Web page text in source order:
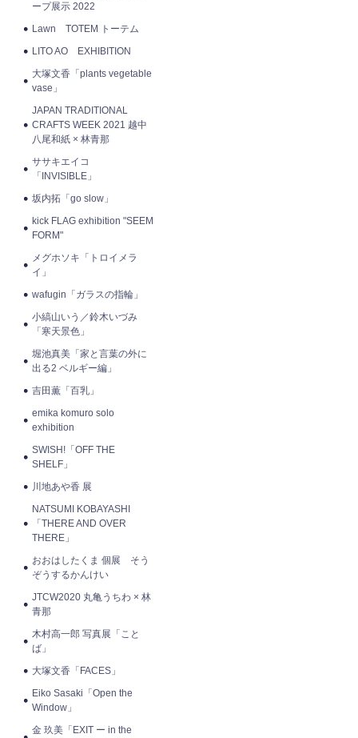
ープ展示 2022
Lawn TOTEM トーテム
LITO AO EXHIBITION
大塚文香「plants vegetable
vase」
JAPAN TRADITIONAL
CRAFTS WEEK 2021 越中
八尾和紙 × 林青那
ササキエイコ
「INVISIBLE」
坂内拓「go slow」
kick FLAG exhibition "SEEM
FORM"
メグホソキ「トロイメラ
イ」
wafugin「ガラスの指輪」
小縞山いう／鈴木いづみ
「寒天景色」
堀池真美「家と言葉の外に
出る2 ベルギー編」
吉田薫「百乳」
emika komuro solo
exhibition
SWISH!「OFF THE
SHELF」
川地あや香 展
NATSUMI KOBAYASHI
「THERE AND OVER
THERE」
おおはしたくま 個展 そう
ぞうするかんけい
JTCW2020 丸亀うちわ × 林
青那
木村高一郎 写真展「こと
ば」
大塚文香「FACES」
Eiko Sasaki「Open the
Window」
金 玖美「EXIT ー in the